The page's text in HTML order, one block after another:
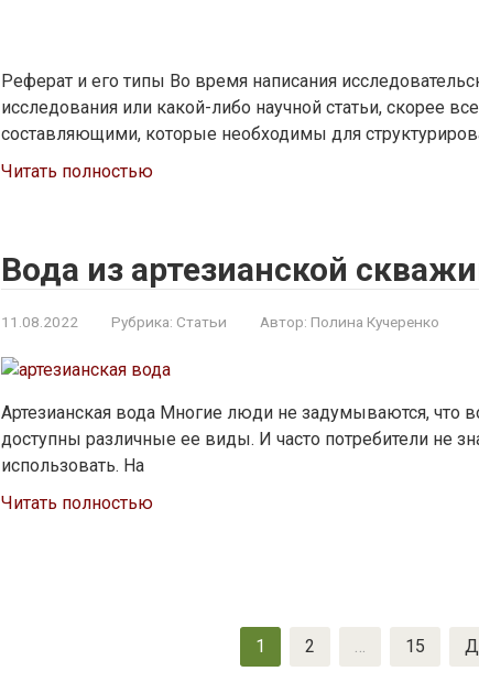
Реферат и его типы Во время написания
исследования или какой-либо научной статьи, скорее
составляющими, которые необходимы для
Читать полностью
Вода из артезианской
11.08.2022 Рубрика: Статьи Автор: Полина Кучеренко
Артезианская вода Многие люди не задумываются, что
доступны различные ее виды. И часто потребители не
использовать. На
Читать полностью
1 2 … 15